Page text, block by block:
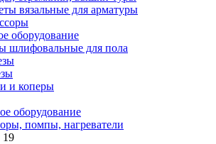
вязальные для арматуры
оборудование
шлифовальные для пола
и коперы
оборудование
помпы, нагреватели